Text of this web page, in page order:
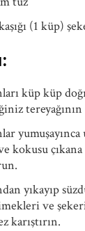
(1 küp)
küp küp
tereyağının
kokusu
yıkayıp
ve
karıştırın.